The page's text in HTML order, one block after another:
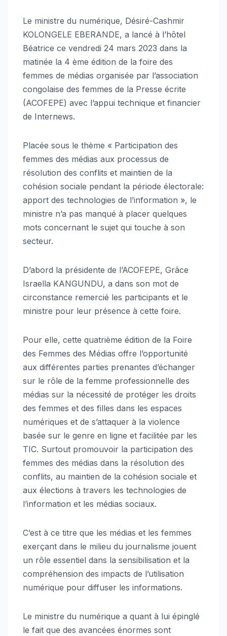
Le ministre du numérique, Désiré-Cashmir
KOLONGELE EBERANDE, a lancé à l’hôtel
Béatrice ce vendredi 24 mars 2023 dans la
matinée la 4 ème édition de la foire des
femmes de médias organisée par l’association
congolaise des femmes de la Presse écrite
(ACOFEPE) avec l’appui technique et financier
de Internews.
Placée sous le thème « Participation des
femmes des médias aux processus de
résolution des conflits et maintien de la
cohésion sociale pendant la période électorale:
apport des technologies de l’information », le
ministre n’a pas manqué à placer quelques
mots concernant le sujet qui touche à son
secteur.
D’abord la présidente de l’ACOFEPE, Grâce
Israella KANGUNDU, a dans son mot de
circonstance remercié les participants et le
ministre pour leur présence à cette foire.
Pour elle, cette quatrième édition de la Foire
des Femmes des Médias offre l’opportunité
aux différentes parties prenantes d’échanger
sur le rôle de la femme professionnelle des
médias sur la nécessité de protéger les droits
des femmes et des filles dans les espaces
numériques et de s’attaquer à la violence
basée sur le genre en ligne et facilitée par les
TIC. Surtout promouvoir la participation des
femmes des médias dans la résolution des
conflits, au maintien de la cohésion sociale et
aux élections à travers les technologies de
l’information et les médias sociaux.
C’est à ce titre que les médias et les femmes
exerçant dans le milieu du journalisme jouent
un rôle essentiel dans la sensibilisation et la
compréhension des impacts de l’utilisation
numérique pour diffuser les informations.
Le ministre du numérique a quant à lui épinglé
le fait que des avancées énormes sont